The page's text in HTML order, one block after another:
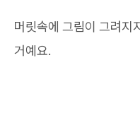
머릿속에 그림이 그려지
거예요.